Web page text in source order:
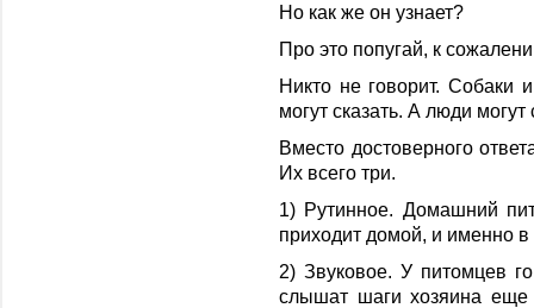
Но как же он узнает?
Про это попугай, к
Никто не говорит. Собаки
могут сказать. А люди могут
Вместо достоверного
Их всего три.
1) Рутинное. Домашний
приходит домой, и именно
2) Звуковое. У питомцев
слышат шаги хозяина